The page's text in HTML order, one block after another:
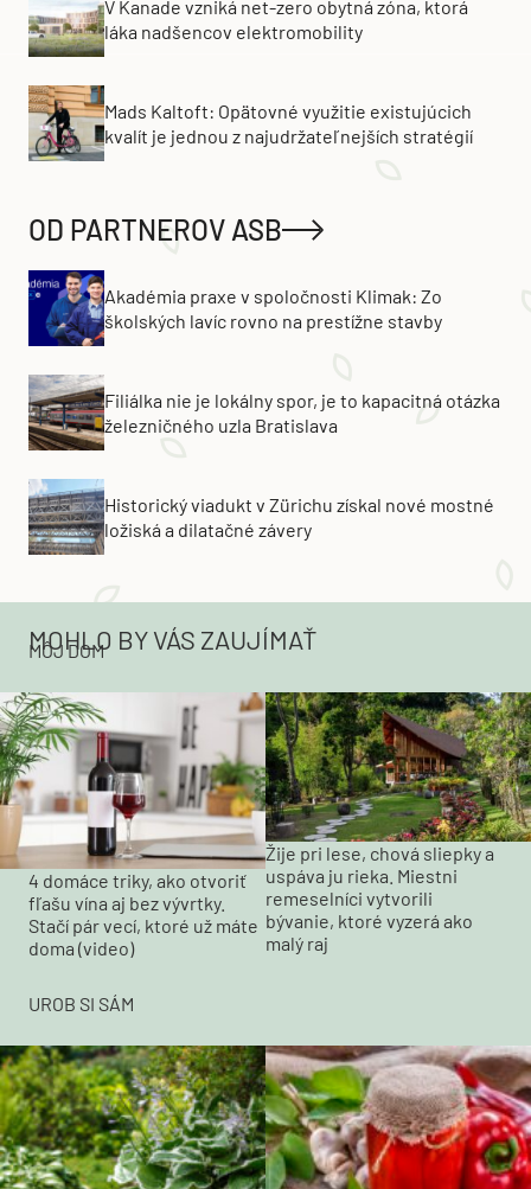
V Kanade vzniká net-zero obytná zóna, ktorá
láka nadšencov elektromobility
Mads Kaltoft: Opätovné využitie existujúcich
kvalít je jednou z najudržateľnejších stratégií
OD PARTNEROV ASB
Akadémia praxe v spoločnosti Klimak: Zo
školských lavíc rovno na prestížne stavby
Filiálka nie je lokálny spor, je to kapacitná otázka
železničného uzla Bratislava
Historický viadukt v Zürichu získal nové mostné
ložiská a dilatačné závery
MOHLO BY VÁS ZAUJÍMAŤ
MÔJ DOM
4 domáce triky, ako otvoriť
fľašu vína aj bez vývrtky.
Stačí pár vecí, ktoré už máte
doma (video)
Žije pri lese, chová sliepky a
uspáva ju rieka. Miestni
remeselníci vytvorili
bývanie, ktoré vyzerá ako
malý raj
UROB SI SÁM